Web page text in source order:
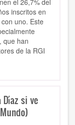
el 26,7% del
inscritos en
uno. Este
que han
de la RGI
si ve